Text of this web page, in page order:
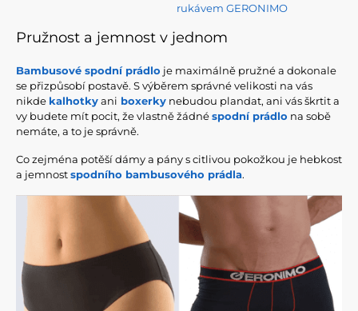
rukávem GERONIMO
Pružnost a jemnost v jednom
Bambusové spodní prádlo je maximálně pružné a dokonale
se přizpůsobí postavě. S výběrem správné velikosti na vás
nikde kalhotkyani boxerky nebudou plandat, ani vás škrtit a
vy budete mít pocit, že vlastně žádnéspodní prádlo na sobě
nemáte, a to je správně.
Co zejména potěší dámy a pány s citlivou pokožkou je hebkost
a jemnostspodního bambusového prádla.